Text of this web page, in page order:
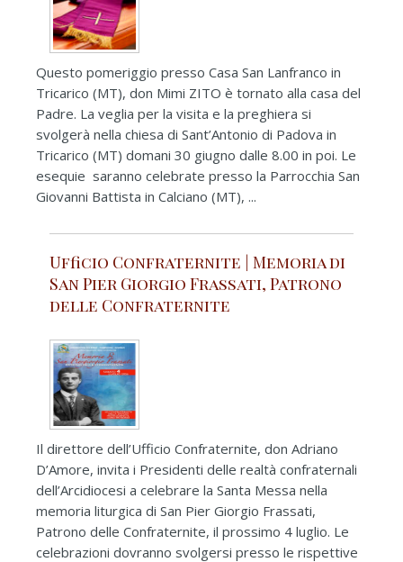
Questo pomeriggio presso Casa San Lanfranco in
Tricarico (MT), don Mimi ZITO è tornato alla casa del
Padre. La veglia per la visita e la preghiera si
svolgerà nella chiesa di Sant’Antonio di Padova in
Tricarico (MT) domani 30 giugno dalle 8.00 in poi. Le
esequie saranno celebrate presso la Parrocchia San
Giovanni Battista in Calciano (MT), ...
Ufficio Confraternite | Memoria di
San Pier Giorgio Frassati, Patrono
delle Confraternite
Il direttore dell’Ufficio Confraternite, don Adriano
D’Amore, invita i Presidenti delle realtà confraternali
dell’Arcidiocesi a celebrare la Santa Messa nella
memoria liturgica di San Pier Giorgio Frassati,
Patrono delle Confraternite, il prossimo 4 luglio. Le
celebrazioni dovranno svolgersi presso le rispettive